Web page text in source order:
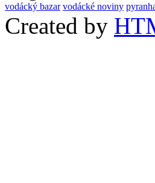
vodácký bazar vodácké noviny
Created by